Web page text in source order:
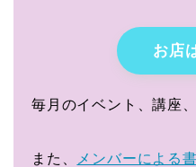
お店
毎月のイベント、講座
また、 メンバーによる